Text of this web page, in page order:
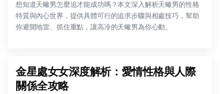
想知道天蠍男怎麼追才能成功嗎？本文深入解析天蠍男的性格
特質與內心世界，提供具體可行的追求步驟與相處技巧，幫助
你避開地雷、抓住重點，讓高冷的天蠍男為你心動。
金星處女女深度解析：愛情性格與人際
關係全攻略